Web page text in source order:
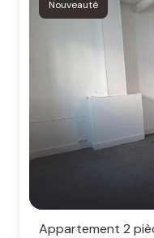
Nouveauté
Appartement 2